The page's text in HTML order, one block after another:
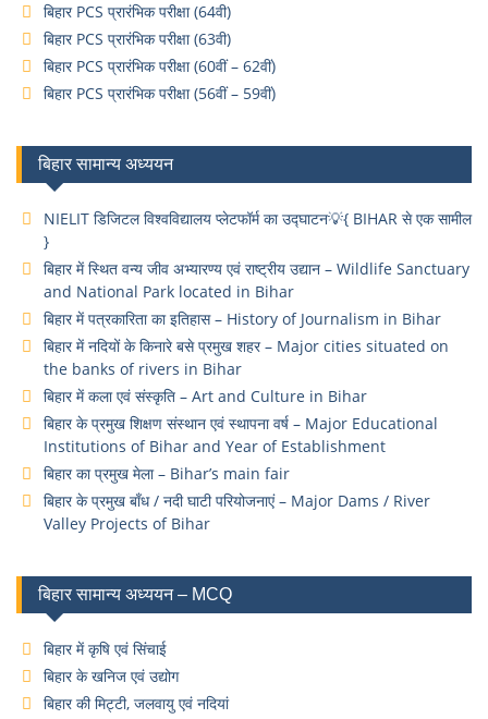
बिहार PCS प्रारंभिक परीक्षा (64वी)
बिहार PCS प्रारंभिक परीक्षा (63वी)
बिहार PCS प्रारंभिक परीक्षा (60वीं – 62वीं)
बिहार PCS प्रारंभिक परीक्षा (56वीं – 59वीं)
बिहार सामान्य अध्ययन
NIELIT डिजिटल विश्वविद्यालय प्लेटफॉर्म का उद्घाटन💡{ BIHAR से एक सामील
}
बिहार में स्थित वन्य जीव अभ्यारण्य एवं राष्ट्रीय उद्यान – Wildlife Sanctuary
and National Park located in Bihar
बिहार में पत्रकारिता का इतिहास – History of Journalism in Bihar
बिहार में नदियों के किनारे बसे प्रमुख शहर – Major cities situated on
the banks of rivers in Bihar
बिहार में कला एवं संस्कृति – Art and Culture in Bihar
बिहार के प्रमुख शिक्षण संस्थान एवं स्थापना वर्ष – Major Educational
Institutions of Bihar and Year of Establishment
बिहार का प्रमुख मेला – Bihar’s main fair
बिहार के प्रमुख बाँध / नदी घाटी परियोजनाएं – Major Dams / River
Valley Projects of Bihar
बिहार सामान्य अध्ययन – MCQ
बिहार में कृषि एवं सिंचाई
बिहार के खनिज एवं उद्योग
बिहार की मिट्टी, जलवायु एवं नदियां